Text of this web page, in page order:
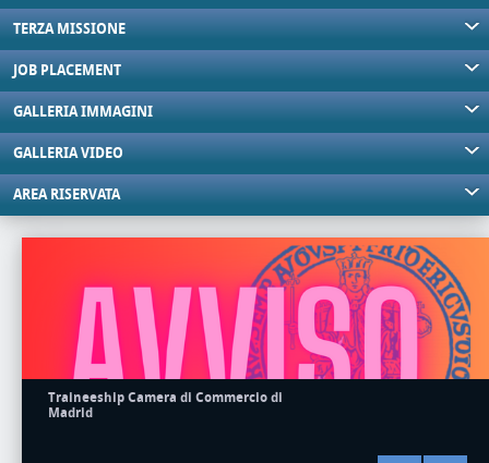
TERZA MISSIONE
JOB PLACEMENT
GALLERIA IMMAGINI
GALLERIA VIDEO
AREA RISERVATA
Traineeship Camera di Commercio di
Madrid